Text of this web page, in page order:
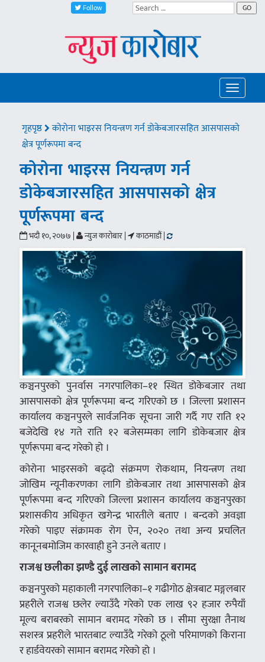
Follow GO
Toggle
गृहपृष्ठ
कोरोना भाइरस नियन्त्रण गर्न डोकेबजारसहित आसपासको
क्षेत्र पूर्णरूपमा बन्द
कोरोना भाइरस नियन्त्रण गर्न
डोकेबजारसहित आसपासको क्षेत्र
पूर्णरूपमा बन्द
भदौ १०, २०७७ | न्युज कारोबार | काठमाडौं |
कञ्चनपुरको पुनर्वास नगरपालिका–११ स्थित डोकेबजार तथा
आसपासको क्षेत्र पूर्णरूपमा बन्द गरिएको छ । जिल्ला प्रशासन
कार्यालय कञ्चनपुरले सार्वजनिक सूचना जारी गर्दै गए राति १२
बजेदेखि १४ गते राति १२ बजेसम्मका लागि डोकेबजार क्षेत्र
पूर्णरूपमा बन्द गरेको हो ।
कोरोना भाइरसको बढ्दो संक्रमण रोकथाम, नियन्त्रण तथा
जोखिम न्यूनीकरणका लागि डोकेबजार तथा आसपासको क्षेत्र
पूर्णरूपमा बन्द गरिएको जिल्ला प्रशासन कार्यालय कञ्चनपुरका
प्रशासकीय अधिकृत खगेन्द्र भारतीले बताए । बन्दको अवज्ञा
गरेको पाइए संक्रामक रोग ऐन, २०२० तथा अन्य प्रचलित
कानूनबमोजिम कारवाही हुने उनले बताए ।
राजश्व छलीका झण्डै दुई लाखको सामान बरामद
कञ्चनपुरको महाकाली नगरपालिका–१ गढीगोठ क्षेत्रबाट मङ्गलबार
प्रहरीले राजश्व छलेर ल्याउँदै गरेको एक लाख ९२ हजार रुपैयाँ
मूल्य बराबरको सामान बरामद गरेको छ । सीमा सुरक्षा तैनाथ
सशस्त्र प्रहरीले भारतबाट ल्याउँदै गरेको ठूलो परिमाणको किराना
र हार्डवेयरको सामान बरामद गरेको हो ।